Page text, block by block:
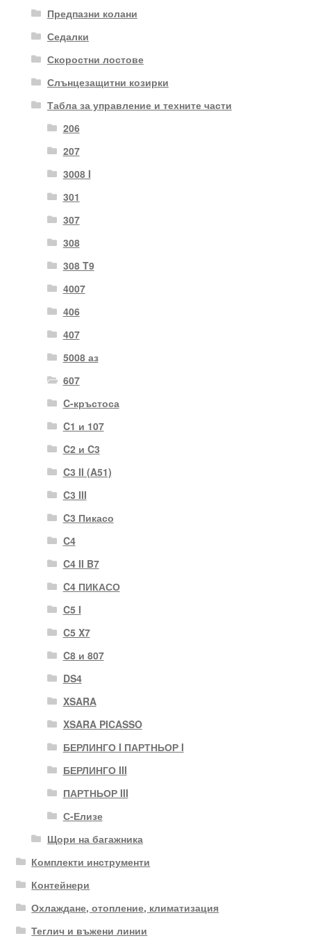
Предпазни колани
Седалки
Скоростни лостове
Слънцезащитни козирки
Табла за управление и техните части
206
207
3008 I
301
307
308
308 T9
4007
406
407
5008 аз
607
C-кръстоса
C1 и 107
C2 и C3
C3 II (A51)
C3 III
C3 Пикасо
C4
C4 II B7
C4 ПИКАСО
C5 I
C5 X7
C8 и 807
DS4
XSARA
XSARA PICASSO
БЕРЛИНГО I ПАРТНЬОР I
БЕРЛИНГО III
ПАРТНЬОР III
С-Елизе
Щори на багажника
Комплекти инструменти
Контейнери
Охлаждане, отопление, климатизация
Теглич и въжени линии